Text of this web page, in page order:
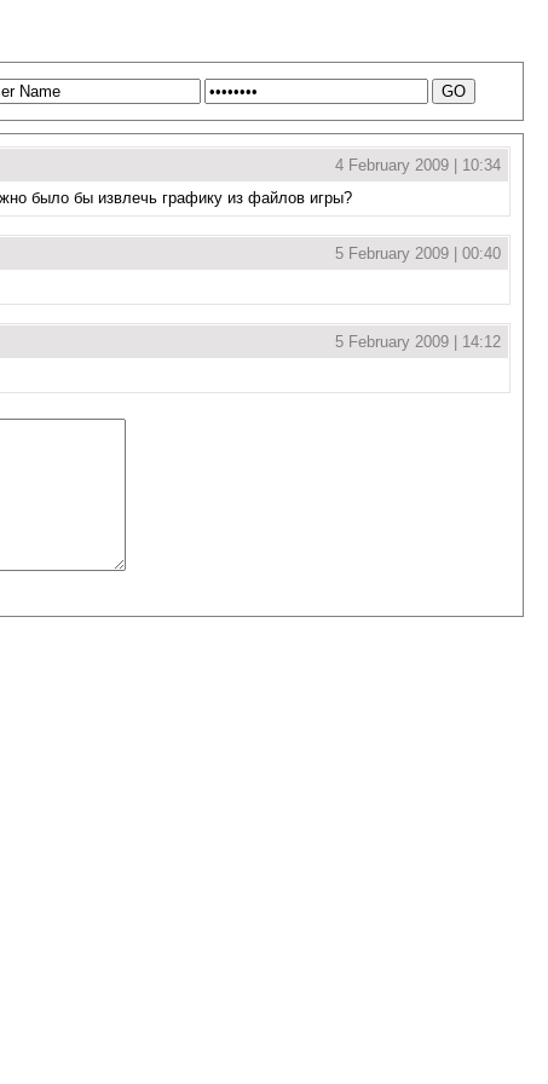
4 February 2009 | 10:34
было бы извлечь графику из файлов игры?
5 February 2009 | 00:40
5 February 2009 | 14:12